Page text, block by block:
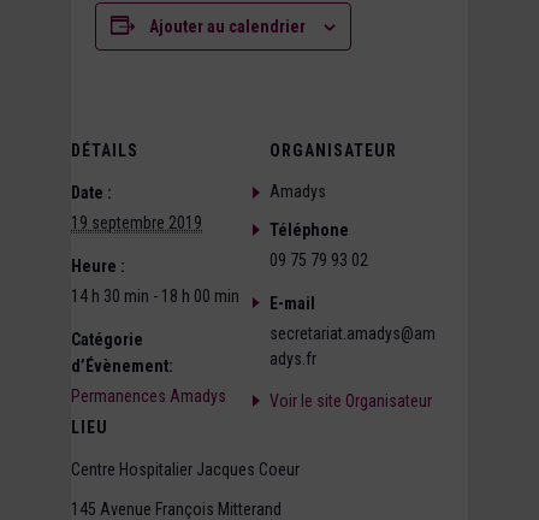
Ajouter au calendrier
DÉTAILS
Date :
19 septembre 2019
Heure :
14 h 30 min - 18 h 00 min
Catégorie
d’Évènement:
Permanences Amadys
LIEU
Centre Hospitalier Jacques Coeur
145 Avenue François Mitterand
ORGANISATEUR
Amadys
Téléphone
09 75 79 93 02
E-mail
secretariat.amadys@am
adys.fr
Voir le site Organisateur